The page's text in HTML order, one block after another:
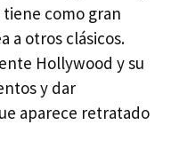
como gran
a otros clásicos.
Hollywood y su
y dar
aparece retratado